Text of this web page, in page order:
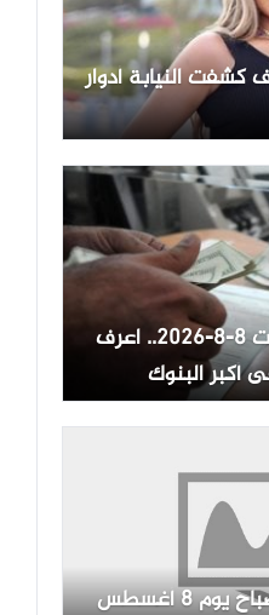
النيابة أدوار
أسعار الدولار اليوم السبت 8-8-2026.. اعرف
أكبر البنوك
تحديث أسعار الذهب لصباح يوم 8 أغسطس